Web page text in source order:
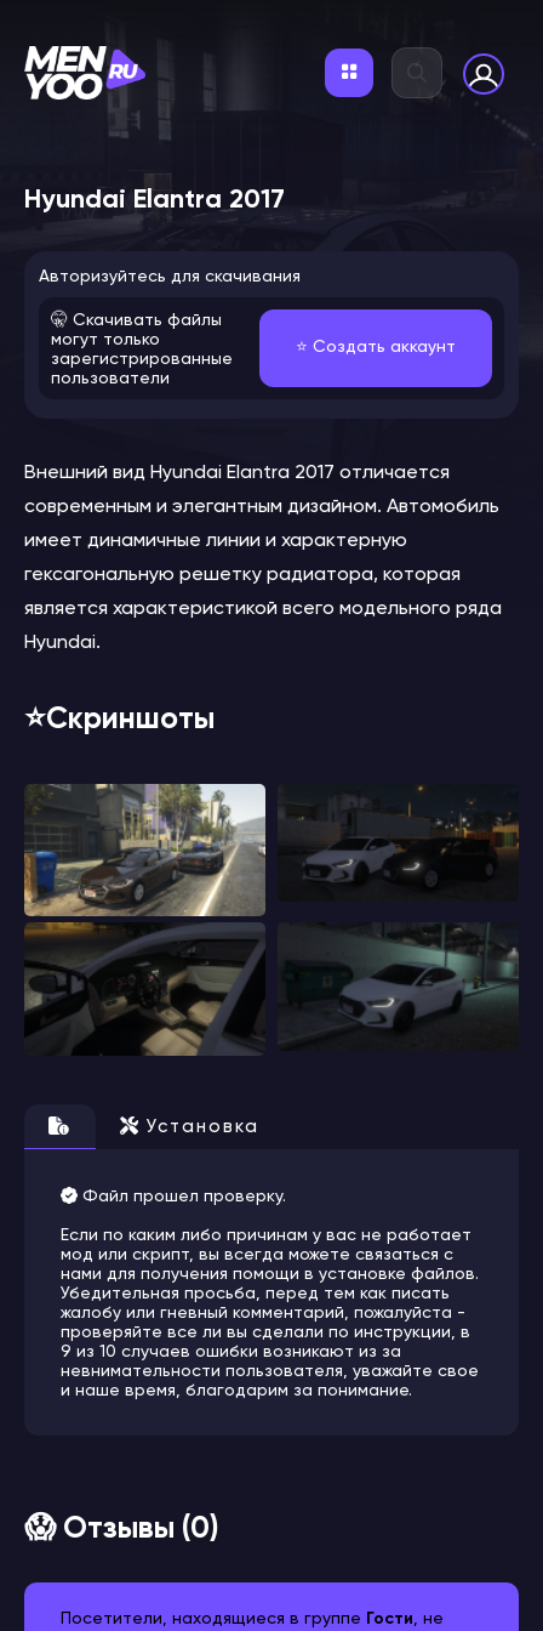
Hyundai Elantra 2017
Авторизуйтесь для скачивания
🤫 Скачивать файлы
могут только
зарегистрированные
пользователи
⭐️ Создать аккаунт
Внешний вид Hyundai Elantra 2017 отличается
современным и элегантным дизайном. Автомобиль
имеет динамичные линии и характерную
гексагональную решетку радиатора, которая
является характеристикой всего модельного ряда
Hyundai.
⭐️Скриншоты
Установка
Файл прошел проверку.
Если по каким либо причинам у вас не работает
мод или скрипт, вы всегда можете связаться с
нами для получения помощи в установке файлов.
Убедительная просьба, перед тем как писать
жалобу или гневный комментарий, пожалуйста -
проверяйте все ли вы сделали по инструкции, в
9 из 10 случаев ошибки возникают из за
невнимательности пользователя, уважайте свое
и наше время, благодарим за понимание.
😱 Отзывы (0)
Посетители, находящиеся в группе Гости , не